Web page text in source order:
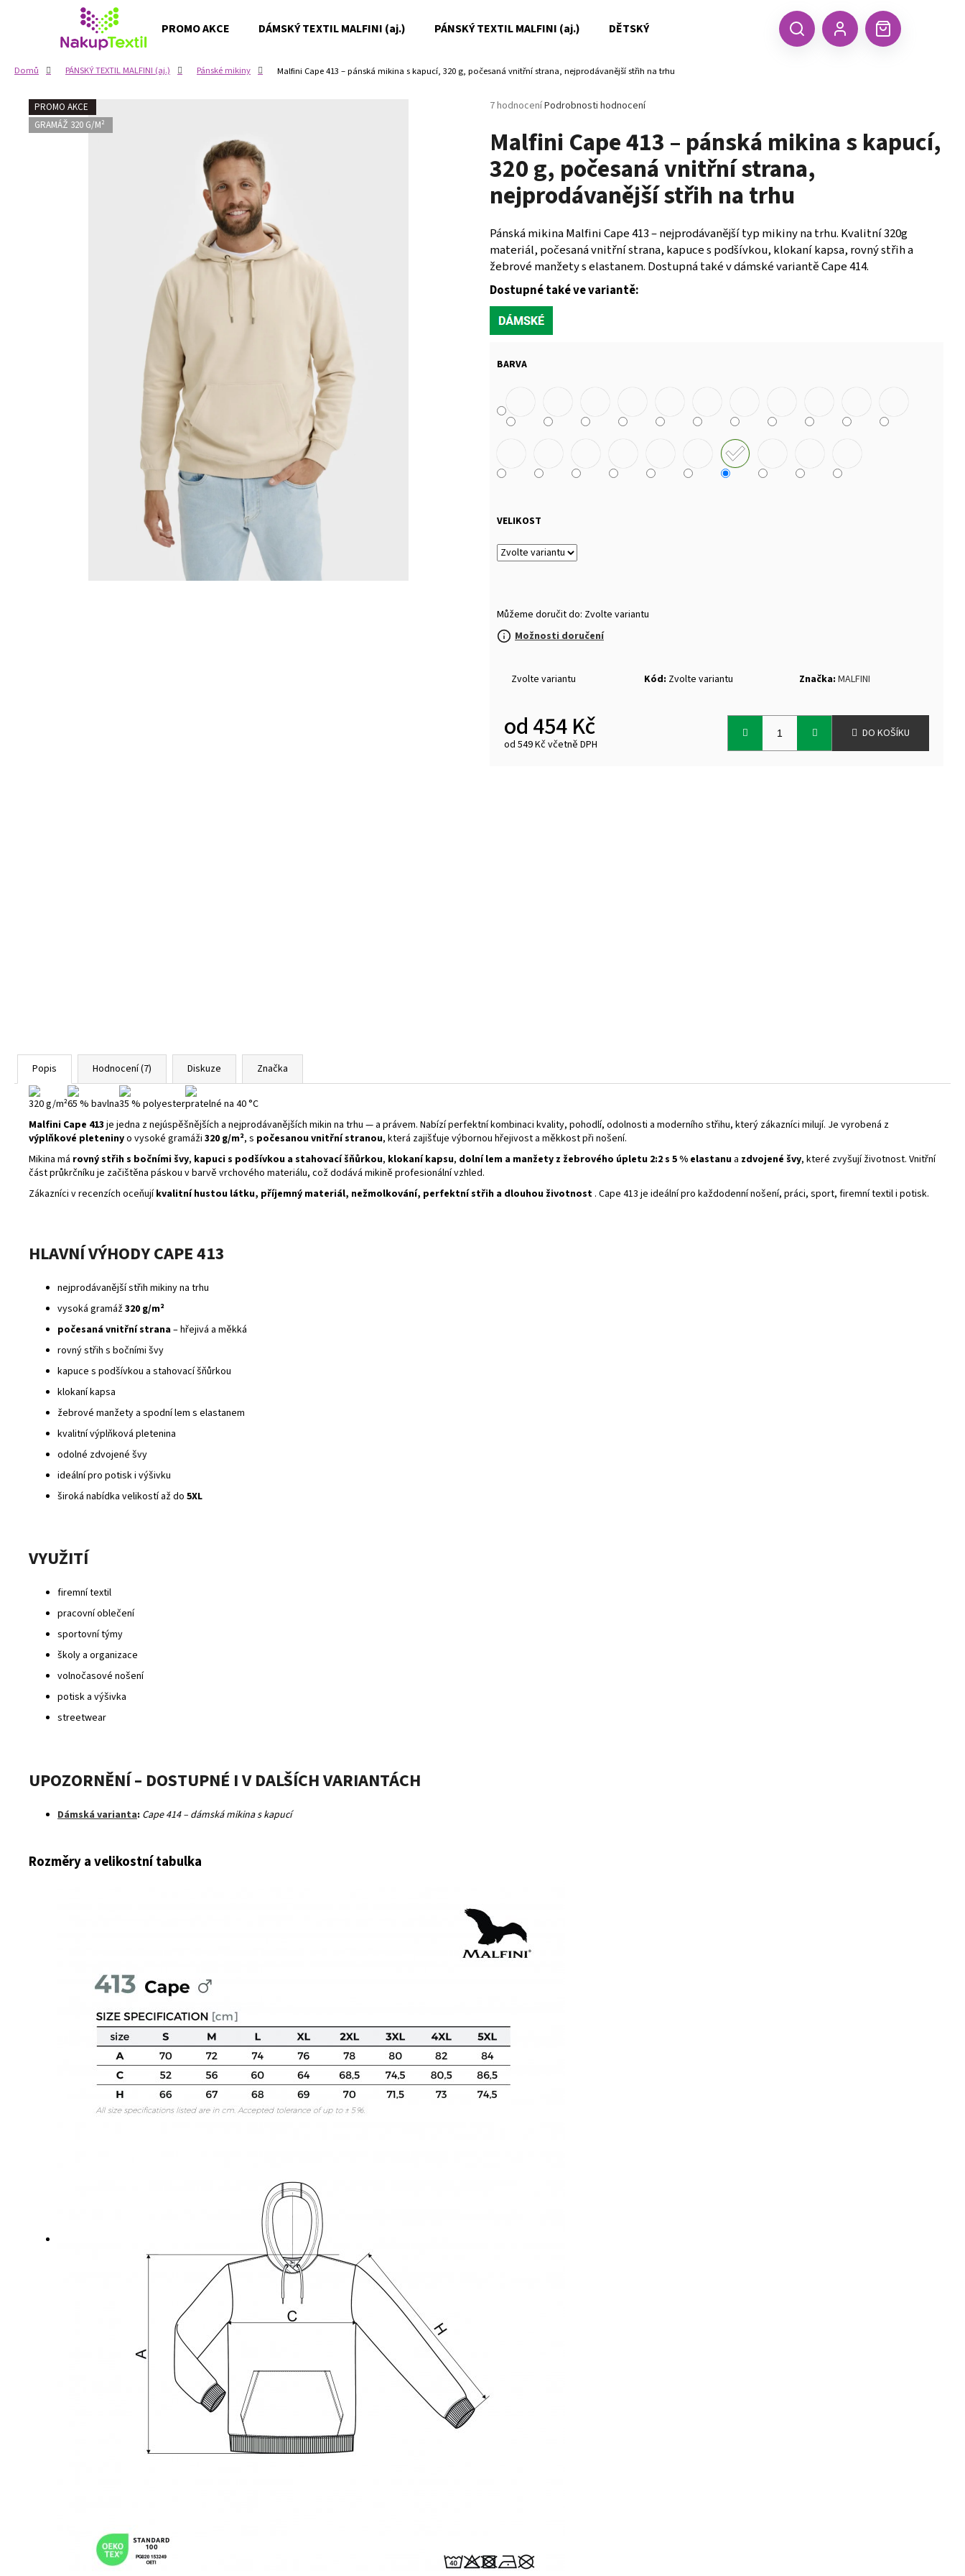
PROMO AKCE DÁMSKÝ TEXTIL MALFINI (aj.) PÁNSKÝ TEXTIL MALFINI (aj.) DĚTSKÝ TEXTIL MALFINI (aj.) ČEPICE, KŠILTOVKY, ŠÁTKY A
Hledat Nákupní
Domů PÁNSKÝ TEXTIL MALFINI (aj.) Pánské mikiny Malfini Cape 413 – pánská mikina s kapucí, 320 g, počesaná vnitřní strana, nejprodávanější střih na trhu
Průměrné
produktu
je
5,0
z
hvězdiček.
7 hodnoceníPodrobnosti hodnocení
Malfini Cape 413 – pánská mikina s kapucí,
320 g, počesaná vnitřní strana,
nejprodávanější střih na trhu
Pánská mikina Malfini Cape 413 – nejprodávanější typ mikiny na trhu. Kvalitní 320g
materiál, počesaná vnitřní strana, kapuce s podšívkou, klokaní kapsa, rovný střih a
žebrové manžety s elastanem. Dostupná také v dámské variantě Cape 414.
Dostupné také ve variantě:
BARVA
VELIKOST
Můžeme doručit do: Zvolte variantu
Možnosti doručení
Zvolte variantu Kód: Zvolte variantu Značka: MALFINI
od454 Kč
od 549 Kčvčetně DPH
DO KOŠÍKU
PROMO AKCE
GRAMÁŽ 320 G/M²
Popis Hodnocení (7) Diskuze Značka
320 g/m²65 % bavlna35 % polyesterpratelné na 40 °C
Malfini Cape 413 je jedna z nejúspěšnějších a nejprodávanějších mikin na trhu — a právem. Nabízí perfektní kombinaci kvality, pohodlí, odolnosti a moderního střihu, který zákazníci milují. Je vyrobená z
výplňkové pleteninyo vysoké gramáži 320 g/m², s počesanou vnitřní stranou, která zajišťuje výbornou hřejivost a měkkost při nošení.
Mikina má rovný střih s bočními švy, kapuci s podšívkou a stahovací šňůrkou, klokaní kapsu, dolní lem a manžety z žebrového úpletu 2:2 s 5 % elastanu a zdvojené švy, které zvyšují životnost. Vnitřní
část průkrčníku je začištěna páskou v barvě vrchového materiálu, což dodává mikině profesionální vzhled.
Zákazníci v recenzích oceňujíkvalitní hustou látku, příjemný materiál, nežmolkování, perfektní střih a dlouhou životnost . Cape 413 je ideální pro každodenní nošení, práci, sport, firemní textil i potisk.
HLAVNÍ VÝHODY CAPE 413
nejprodávanější střih mikiny na trhu
vysoká gramáž320 g/m²
počesaná vnitřní strana– hřejivá a měkká
rovný střih s bočními švy
kapuce s podšívkou a stahovací šňůrkou
klokaní kapsa
žebrové manžety a spodní lem s elastanem
kvalitní výplňková pletenina
odolné zdvojené švy
ideální pro potisk i výšivku
široká nabídka velikostí až do 5XL
VYUŽITÍ
firemní textil
pracovní oblečení
sportovní týmy
školy a organizace
volnočasové nošení
potisk a výšivka
streetwear
UPOZORNĚNÍ – DOSTUPNÉ I V DALŠÍCH VARIANTÁCH
Dámská varianta: Cape 414 – dámská mikina s kapucí
Rozměry a velikostní tabulka
Zpět
obchodu
Zpět
obchodu
Co potřebujete najít?
HLEDAT
MALFINI CITY 120 – DÁMSKÉ TRIČKO, 150 G, MALFINI BASIC 129 – PÁNSKÉ/UNISEX TRIČKO,
160 G, 100% BAVLNA, SILIKONOVÁ ÚPRAVA
92 Kč